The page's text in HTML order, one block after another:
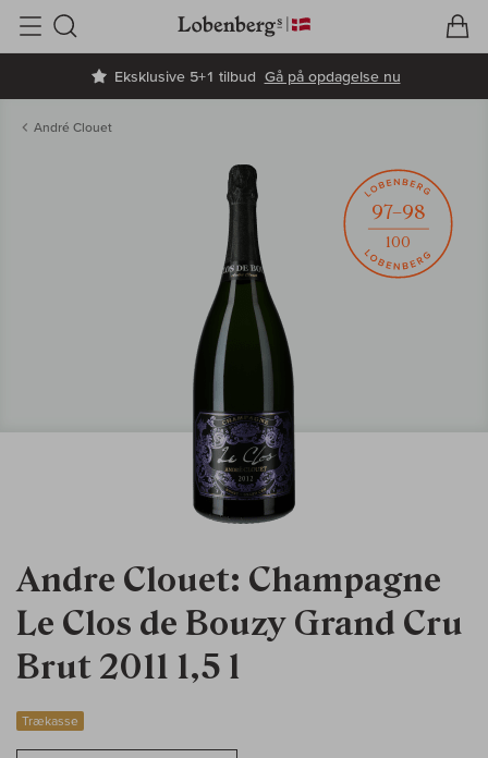
Eksklusive 5+1 tilbud Gå på opdagelse nu
Søg
André Clouet
Andre Clouet: Champagne
Le Clos de Bouzy Grand Cru
Brut 2011 1,5 l
Trækasse
97–98
100